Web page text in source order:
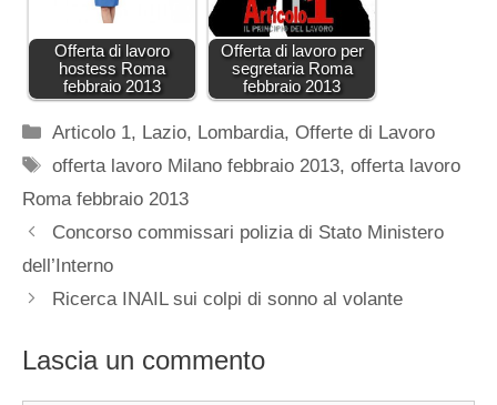
Offerta di lavoro
hostess Roma
febbraio 2013
Offerta di lavoro per
segretaria Roma
febbraio 2013
Categorie
Articolo 1, Lazio, Lombardia,Offerte di Lavoro
Tag
offerta lavoro Milano febbraio 2013,offerta lavoro
Roma febbraio 2013
Concorso commissari polizia di Stato Ministero
dell’Interno
Ricerca INAIL sui colpi di sonno al volante
Lascia un commento